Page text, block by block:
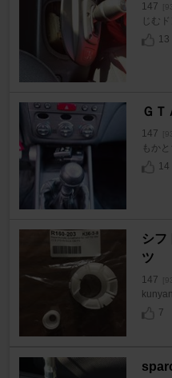
147
じむ
13
ＧＴ
147
もか
14
シフ
ツ
147
7